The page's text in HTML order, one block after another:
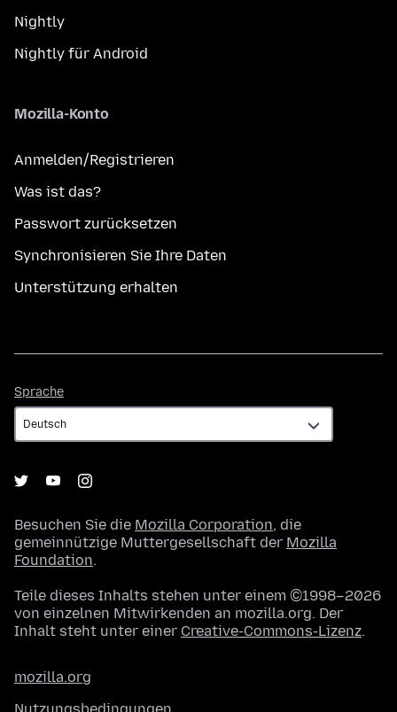
Nightly
Nightly für Android
Mozilla-Konto
Anmelden/Registrieren
Was ist das?
Passwort zurücksetzen
Synchronisieren Sie Ihre Daten
Unterstützung erhalten
Sprache
Besuchen Sie die Mozilla Corporation, die
gemeinnützige Muttergesellschaft der Mozilla
Foundation.
Teile dieses Inhalts stehen unter einem ©1998–2026
von einzelnen Mitwirkenden an mozilla.org. Der
Inhalt steht unter einer Creative-Commons-Lizenz.
mozilla.org